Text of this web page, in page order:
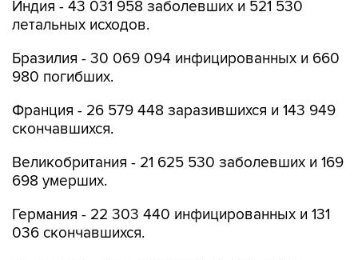
Бразилия - 30 069 094 инфицированных и 660
Франция - 26 579 448 заразившихся и 143 949
Великобритания - 21 625 530 заболевших и 169
Германия - 22 303 440 инфицированных и 131
По данным портала Worldometer, который